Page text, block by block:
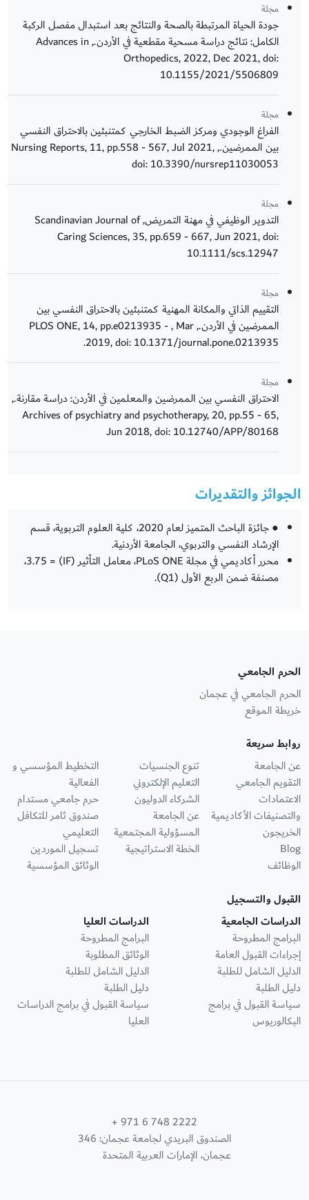
مجلة
جودة الحياة المرتبطة بالصحة والنتائج بعد استبدال مفصل الركبة
الكامل: نتائج دراسة مسحية مقطعية في الأردن., Advances in
Orthopedics, 2022, Dec 2021, doi:
10.1155/2021/5506809
مجلة
الفراغ الوجودي ومركز الضبط الخارجي كمتنبئين بالاحتراق النفسي
بين الممرضين., Nursing Reports, 11, pp.558 - 567, Jul 2021,
doi: 10.3390/nursrep11030053
مجلة
التدوير الوظيفي في مهنة التمريض, Scandinavian Journal of
Caring Sciences, 35, pp.659 - 667, Jun 2021, doi:
10.1111/scs.12947
مجلة
التقييم الذاتي والمكانة المهنية كمتنبئين بالاحتراق النفسي بين
الممرضين في الأردن., PLOS ONE, 14, pp.e0213935 - , Mar
2019, doi: 10.1371/journal.pone.0213935.
مجلة
الاحتراق النفسي بين الممرضين والمعلمين في الأردن: دراسة مقارنة.,
Archives of psychiatry and psychotherapy, 20, pp.55 - 65,
Jun 2018, doi: 10.12740/APP/80168
الجوائز والتقديرات
● جائزة الباحث المتميز لعام 2020، كلية العلوم التربوية، قسم
الإرشاد النفسي والتربوي، الجامعة الأردنية.
محرر أكاديمي في مجلة PLoS ONE، معامل التأثير (IF) = ‎3.75‎،
مصنفة ضمن الربع الأول (Q1).
الحرم الجامعي
الحرم الجامعي في عجمان
خريطة الموقع
روابط سريعة
عن الجامعة
التقويم الجامعي
الاعتمادات
والتصنيفات الأكاديمية
الخريجون
Blog
الوظائف
تنوع الجنسيات
التعليم الإلكتروني
الشركاء الدوليون
عن الجامعة
المسؤولية المجتمعية
الخطة الاستراتيجية
التخطيط المؤسسي و
الفعالية
حرم جامعي مستدام
صندوق ثامر للتكافل
التعليمي
تسجيل الموردين
الوثائق المؤسسية
القبول والتسجيل
الدراسات الجامعية
البرامج المطروحة
إجراءات القبول العامة
الدليل الشامل للطلبة
دليل الطلبة
سياسة القبول في برامج
البكالوريوس
الدراسات العليا
البرامج المطروحة
الوثائق المطلوبة
الدليل الشامل للطلبة
دليل الطلبة
سياسة القبول في برامج الدراسات
العليا
+ 971 6 748 2222
الصندوق البريدي لجامعة عجمان: 346
عجمان، الإمارات العربية المتحدة